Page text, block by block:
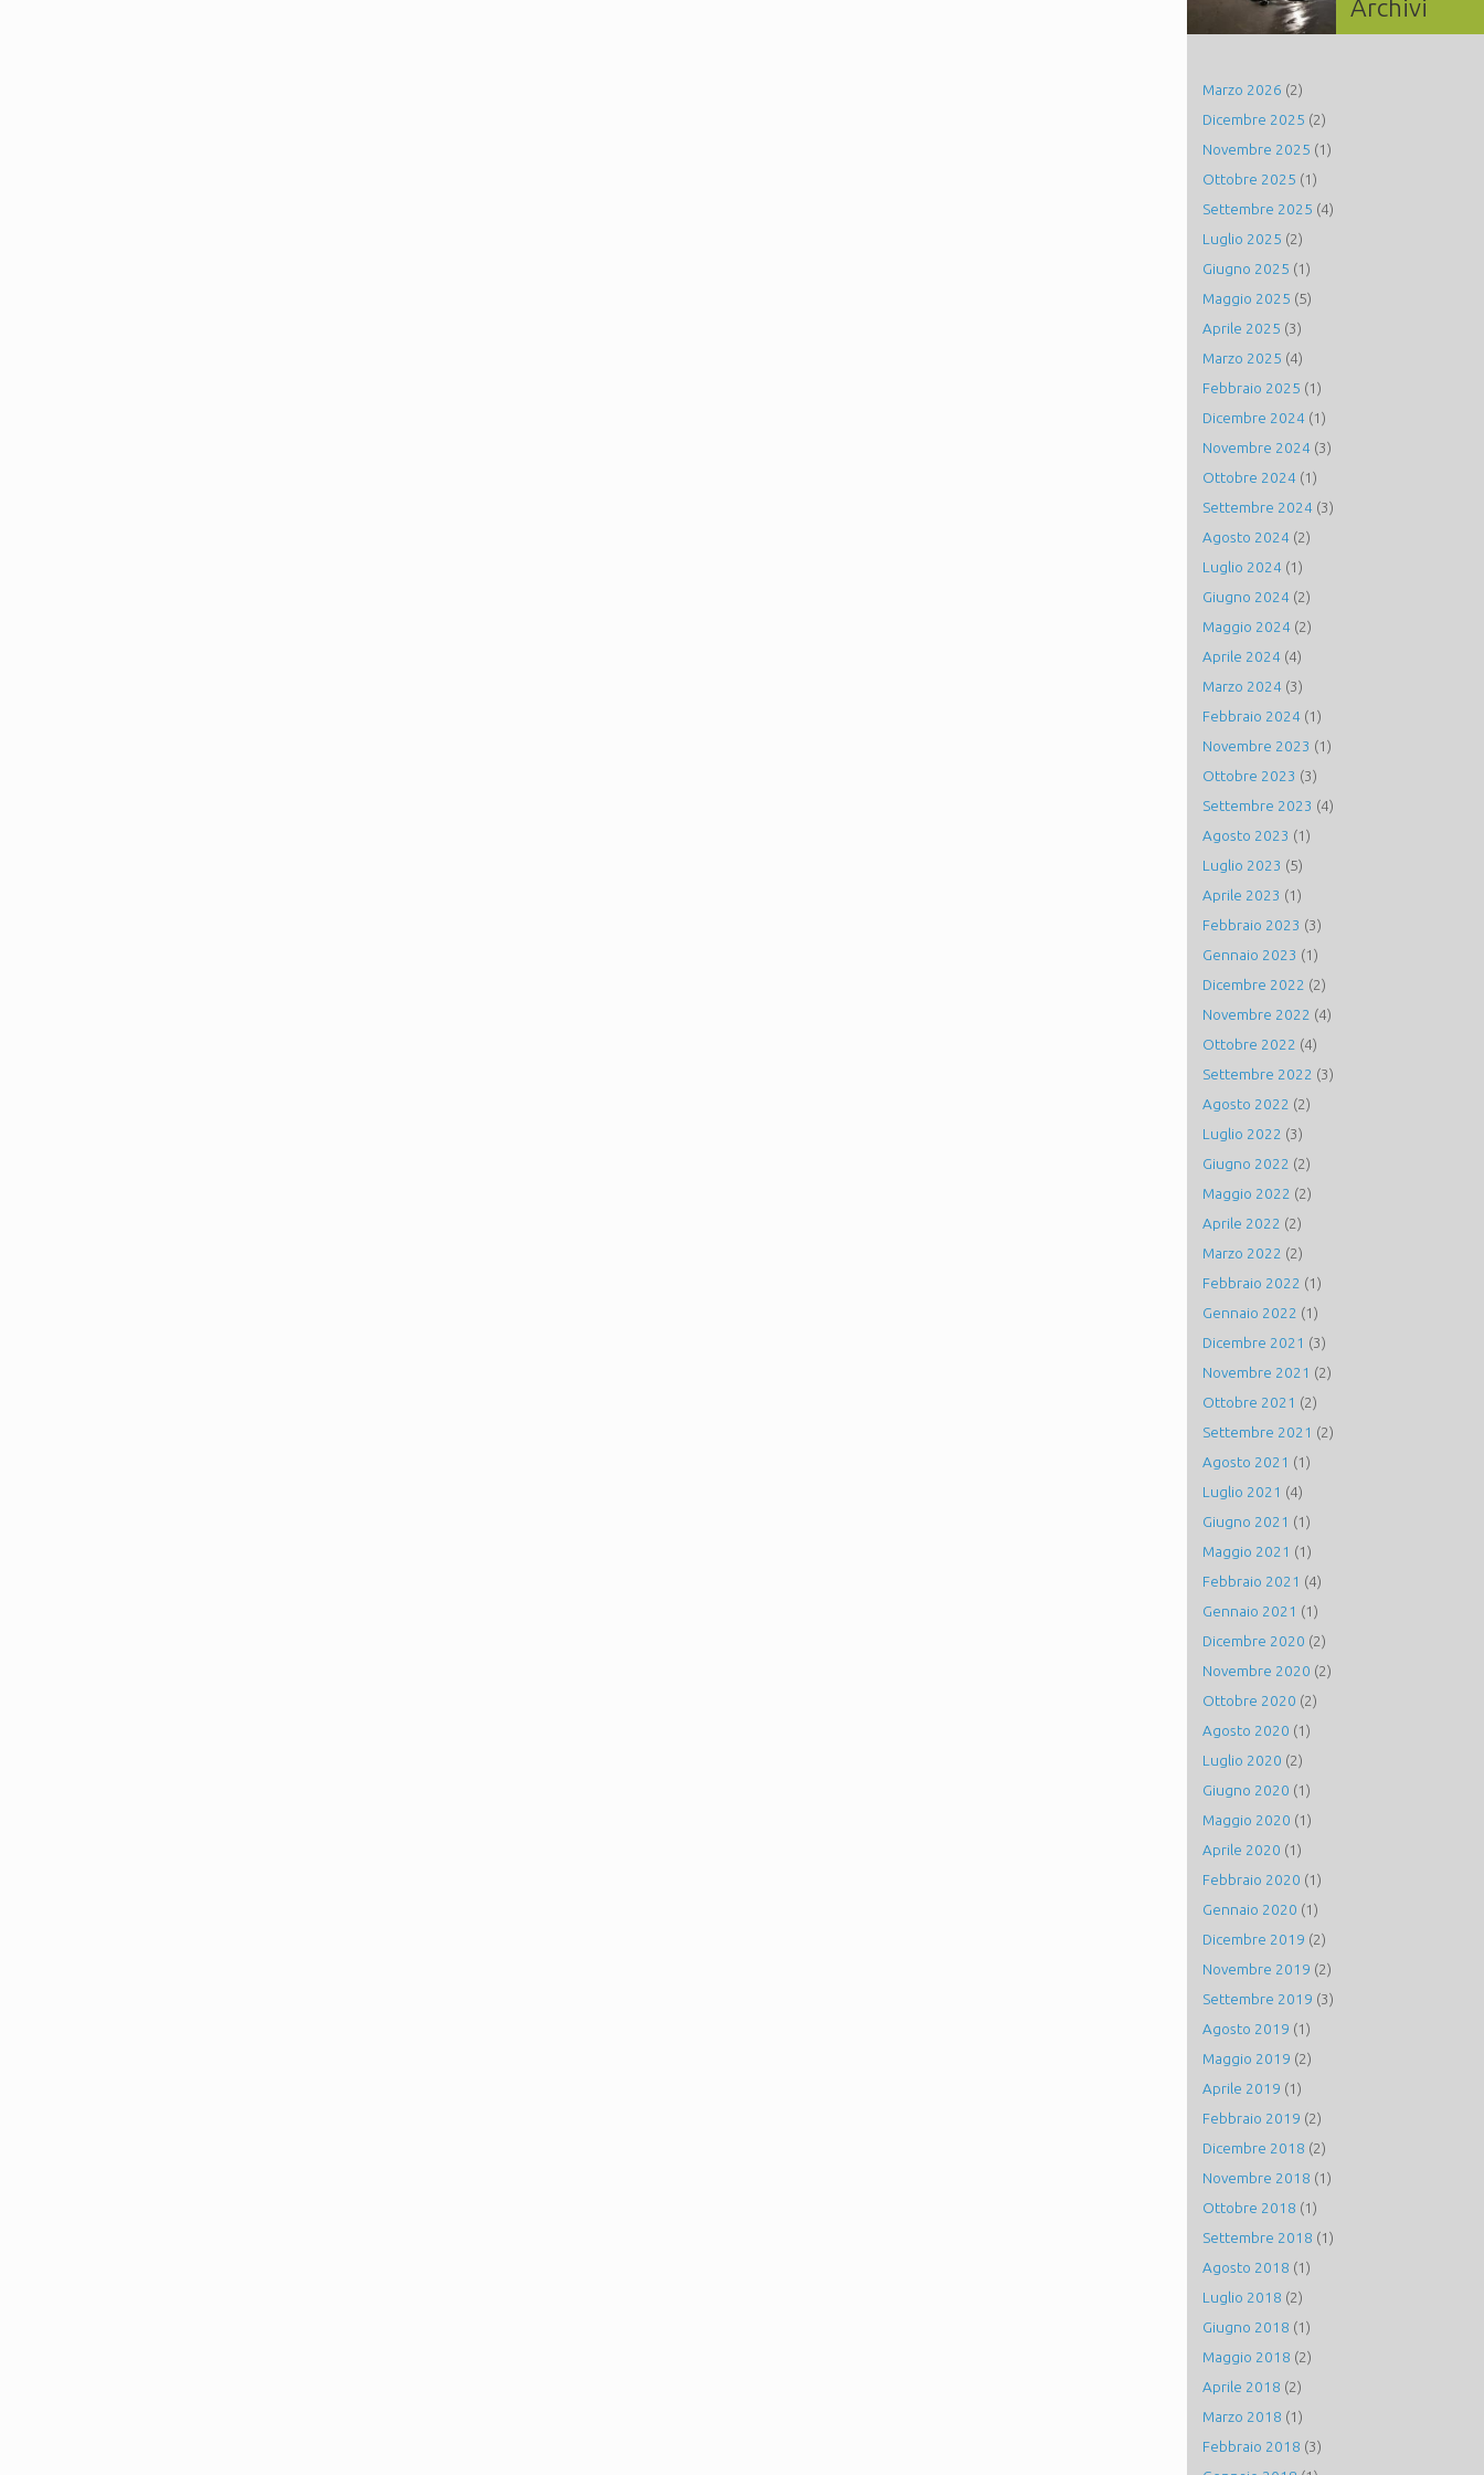
Archivi
Marzo 2026 (2)
Dicembre 2025 (2)
Novembre 2025 (1)
Ottobre 2025 (1)
Settembre 2025 (4)
Luglio 2025 (2)
Giugno 2025 (1)
Maggio 2025 (5)
Aprile 2025 (3)
Marzo 2025 (4)
Febbraio 2025 (1)
Dicembre 2024 (1)
Novembre 2024 (3)
Ottobre 2024 (1)
Settembre 2024 (3)
Agosto 2024 (2)
Luglio 2024 (1)
Giugno 2024 (2)
Maggio 2024 (2)
Aprile 2024 (4)
Marzo 2024 (3)
Febbraio 2024 (1)
Novembre 2023 (1)
Ottobre 2023 (3)
Settembre 2023 (4)
Agosto 2023 (1)
Luglio 2023 (5)
Aprile 2023 (1)
Febbraio 2023 (3)
Gennaio 2023 (1)
Dicembre 2022 (2)
Novembre 2022 (4)
Ottobre 2022 (4)
Settembre 2022 (3)
Agosto 2022 (2)
Luglio 2022 (3)
Giugno 2022 (2)
Maggio 2022 (2)
Aprile 2022 (2)
Marzo 2022 (2)
Febbraio 2022 (1)
Gennaio 2022 (1)
Dicembre 2021 (3)
Novembre 2021 (2)
Ottobre 2021 (2)
Settembre 2021 (2)
Agosto 2021 (1)
Luglio 2021 (4)
Giugno 2021 (1)
Maggio 2021 (1)
Febbraio 2021 (4)
Gennaio 2021 (1)
Dicembre 2020 (2)
Novembre 2020 (2)
Ottobre 2020 (2)
Agosto 2020 (1)
Luglio 2020 (2)
Giugno 2020 (1)
Maggio 2020 (1)
Aprile 2020 (1)
Febbraio 2020 (1)
Gennaio 2020 (1)
Dicembre 2019 (2)
Novembre 2019 (2)
Settembre 2019 (3)
Agosto 2019 (1)
Maggio 2019 (2)
Aprile 2019 (1)
Febbraio 2019 (2)
Dicembre 2018 (2)
Novembre 2018 (1)
Ottobre 2018 (1)
Settembre 2018 (1)
Agosto 2018 (1)
Luglio 2018 (2)
Giugno 2018 (1)
Maggio 2018 (2)
Aprile 2018 (2)
Marzo 2018 (1)
Febbraio 2018 (3)